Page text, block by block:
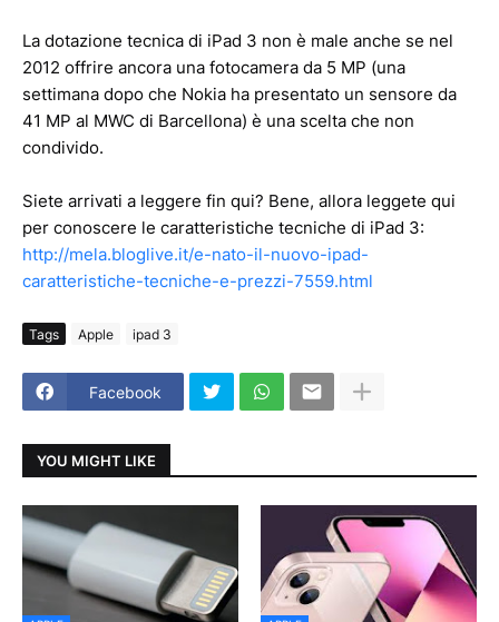
La dotazione tecnica di iPad 3 non è male anche se nel
2012 offrire ancora una fotocamera da 5 MP (una
settimana dopo che Nokia ha presentato un sensore da
41 MP al MWC di Barcellona) è una scelta che non
condivido.
Siete arrivati a leggere fin qui? Bene, allora leggete qui
per conoscere le caratteristiche tecniche di iPad 3:
http://mela.bloglive.it/e-nato-il-nuovo-ipad-
caratteristiche-tecniche-e-prezzi-7559.html
Tags Apple ipad 3
Facebook
YOU MIGHT LIKE